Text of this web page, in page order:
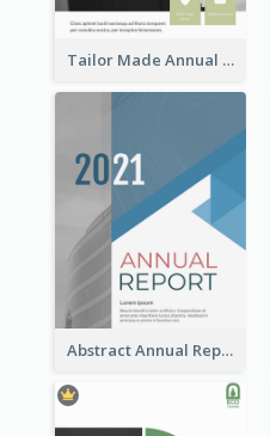
Tailor Made Annual Report
Abstract Annual Report